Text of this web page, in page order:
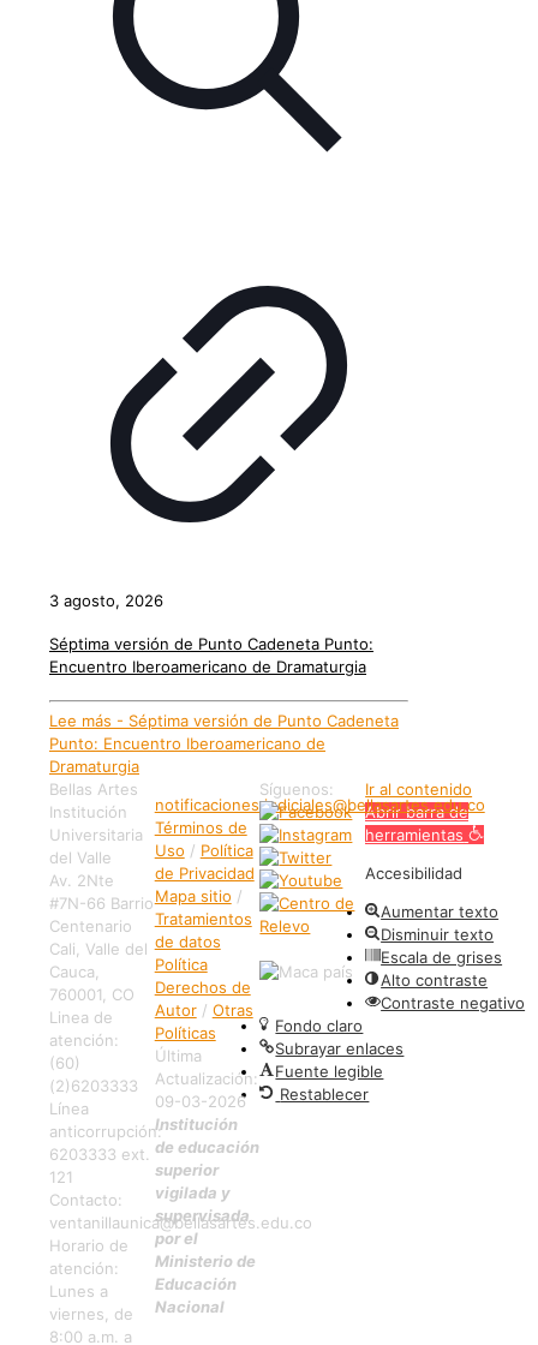
3 agosto, 2026
Séptima versión de Punto Cadeneta Punto:
Encuentro Iberoamericano de Dramaturgia
Lee más - Séptima versión de Punto Cadeneta
Punto: Encuentro Iberoamericano de
Dramaturgia
Bellas Artes
Institución
Universitaria
del Valle
Av. 2Nte
#7N-66 Barrio
Centenario
Cali, Valle del
Cauca,
760001, CO
Linea de
atención:
(60)
(2)6203333
Línea
anticorrupción:
6203333 ext.
121
Contacto:
ventanillaunica@bellasartes.edu.co
Horario de
atención:
Lunes a
viernes, de
8:00 a.m. a
notificaciones.judiciales@bellasartes.edu.co
Términos de
Uso / Política
de Privacidad
Mapa sitio /
Tratamientos
de datos
Política
Derechos de
Autor/ Otras
Políticas
Última
Actualización:
09-03-2026
Institución
de educación
superior
vigilada y
supervisada
por el
Ministerio de
Educación
Nacional
Síguenos:
Ir al contenido
Abrir barra de
herramientas
Accesibilidad
Aumentar texto
Disminuir texto
Escala de grises
Alto contraste
Contraste negativo
Fondo claro
Subrayar enlaces
Fuente legible
Restablecer